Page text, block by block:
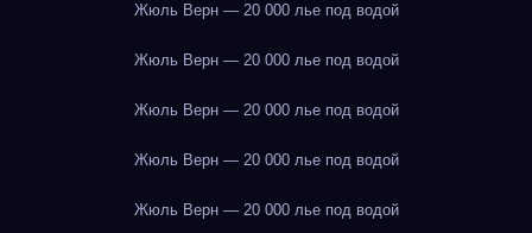
Жюль Верн — 20 000 лье под водой
Жюль Верн — 20 000 лье под водой
Жюль Верн — 20 000 лье под водой
Жюль Верн — 20 000 лье под водой
Жюль Верн — 20 000 лье под водой